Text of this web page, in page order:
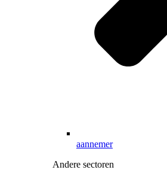
aannemer
Andere sectoren